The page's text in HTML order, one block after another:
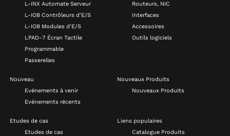
L-INX Automate Serveur
L-IOB Contrôleurs d'E/S
L-IOB Modules d'E/S
LPAD-7 Écran Tactile
Programmable
Passerelles
Routeurs, NIC
Interfaces
Accessoires
Outils logiciels
Nouveau
Evénements à venir
Evénements récents
Nouveaux Produits
Nouveaux Produits
Etudes de cas
Etudes de cas
Liens populaires
Catalogue Produits